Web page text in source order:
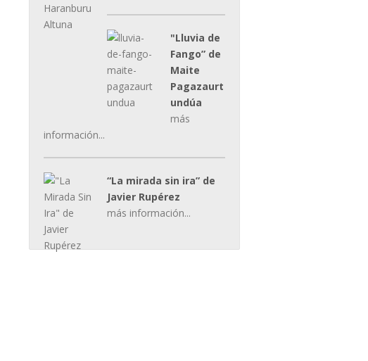
"Lluvia de
Fango” de
Maite
Pagazaurt
undúa
más
información...
“La mirada sin ira” de
Javier Rupérez
más información...